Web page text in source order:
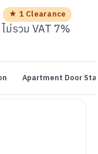
★ 1 Clearance
ม่รวม VAT 7%
Apartment Door